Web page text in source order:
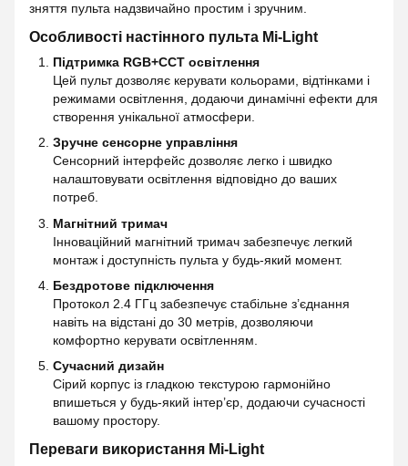
зняття пульта надзвичайно простим і зручним.
Особливості настінного пульта Mi-Light
Підтримка RGB+CCT освітлення
Цей пульт дозволяє керувати кольорами, відтінками і
режимами освітлення, додаючи динамічні ефекти для
створення унікальної атмосфери.
Зручне сенсорне управління
Сенсорний інтерфейс дозволяє легко і швидко
налаштовувати освітлення відповідно до ваших
потреб.
Магнітний тримач
Інноваційний магнітний тримач забезпечує легкий
монтаж і доступність пульта у будь-який момент.
Бездротове підключення
Протокол 2.4 ГГц забезпечує стабільне з’єднання
навіть на відстані до 30 метрів, дозволяючи
комфортно керувати освітленням.
Сучасний дизайн
Сірий корпус із гладкою текстурою гармонійно
впишеться у будь-який інтер’єр, додаючи сучасності
вашому простору.
Переваги використання Mi-Light